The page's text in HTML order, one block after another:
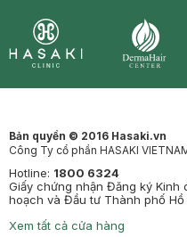
Bản quyền © 2016 Hasaki.vn
Công Ty cổ phần HASAKI
Hotline: 1800 6324
Giấy chứng nhận Đăng ký Kinh
hoạch và Đầu tư Thành phố Hồ
Xem tất cả cửa hàng